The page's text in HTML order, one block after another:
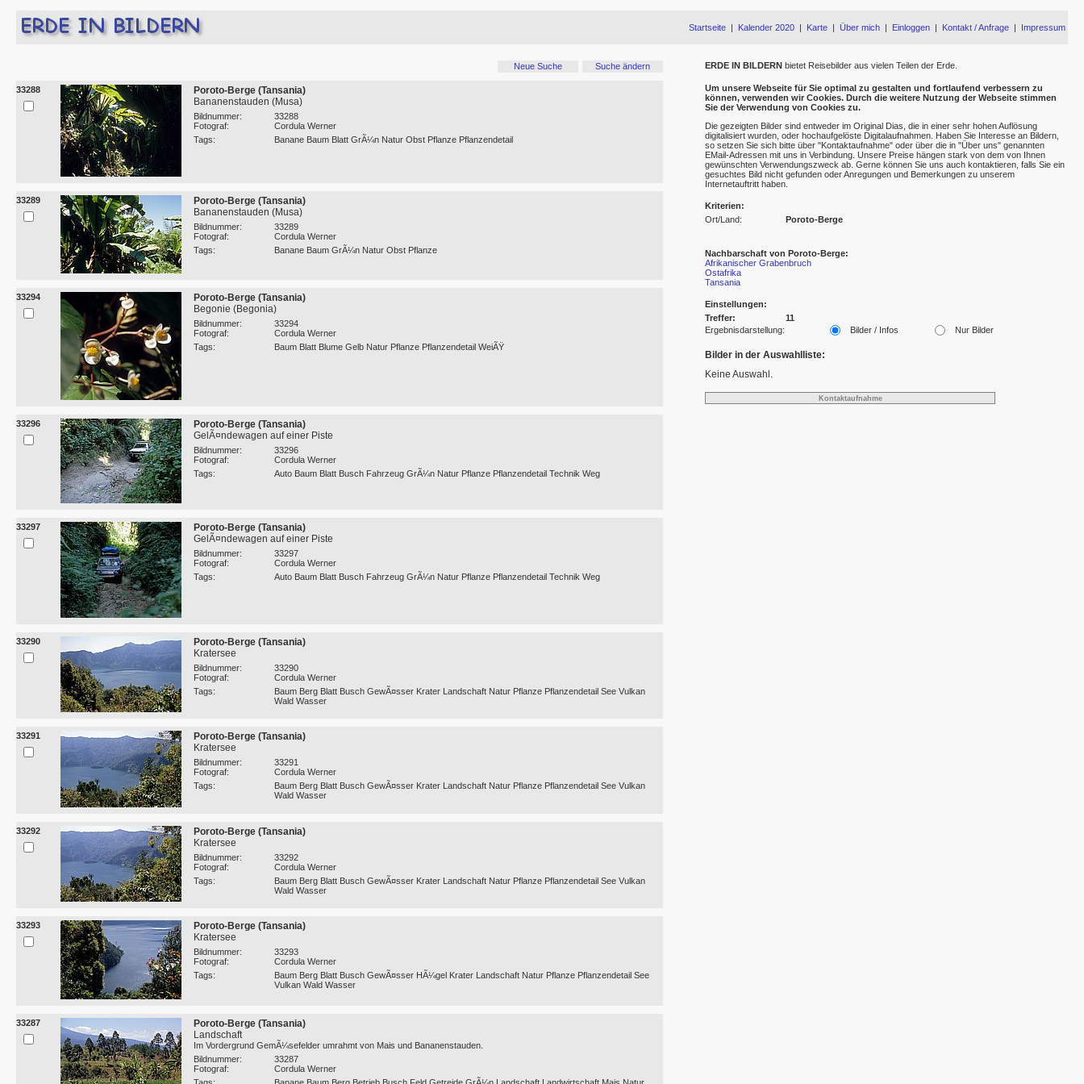
Startseite Kalender 2020 Karte Über mich Einloggen Kontakt / Anfrage Impressum
Neue Suche Suche ändern
33288
Poroto-Berge (Tansania)
Bananenstauden (Musa)
Bildnummer:
33288
Fotograf:
Cordula Werner
Tags:
Banane Baum Blatt GrÃ¼n Natur Obst Pflanze Pflanzendetail
33289
Poroto-Berge (Tansania)
Bananenstauden (Musa)
Bildnummer:
33289
Fotograf:
Cordula Werner
Tags:
Banane Baum GrÃ¼n Natur Obst Pflanze
33294
Poroto-Berge (Tansania)
Begonie (Begonia)
Bildnummer:
33294
Fotograf:
Cordula Werner
Tags:
Baum Blatt Blume Gelb Natur Pflanze Pflanzendetail WeiÃŸ
33296
Poroto-Berge (Tansania)
GelÃ¤ndewagen auf einer Piste
Bildnummer:
33296
Fotograf:
Cordula Werner
Tags:
Auto Baum Blatt Busch Fahrzeug GrÃ¼n Natur Pflanze Pflanzendetail Technik Weg
33297
Poroto-Berge (Tansania)
GelÃ¤ndewagen auf einer Piste
Bildnummer:
33297
Fotograf:
Cordula Werner
Tags:
Auto Baum Blatt Busch Fahrzeug GrÃ¼n Natur Pflanze Pflanzendetail Technik Weg
33290
Poroto-Berge (Tansania)
Kratersee
Bildnummer:
33290
Fotograf:
Cordula Werner
Tags:
Baum Berg Blatt Busch GewÃ¤sser Krater Landschaft Natur Pflanze Pflanzendetail See Vulkan
Wald Wasser
33291
Poroto-Berge (Tansania)
Kratersee
Bildnummer:
33291
Fotograf:
Cordula Werner
Tags:
Baum Berg Blatt Busch GewÃ¤sser Krater Landschaft Natur Pflanze Pflanzendetail See Vulkan
Wald Wasser
33292
Poroto-Berge (Tansania)
Kratersee
Bildnummer:
33292
Fotograf:
Cordula Werner
Tags:
Baum Berg Blatt Busch GewÃ¤sser Krater Landschaft Natur Pflanze Pflanzendetail See Vulkan
Wald Wasser
33293
Poroto-Berge (Tansania)
Kratersee
Bildnummer:
33293
Fotograf:
Cordula Werner
Tags:
Baum Berg Blatt Busch GewÃ¤sser HÃ¼gel Krater Landschaft Natur Pflanze Pflanzendetail See
Vulkan Wald Wasser
33287
Poroto-Berge (Tansania)
Landschaft
Im Vordergrund GemÃ¼sefelder umrahmt von Mais und Bananenstauden.
Bildnummer:
33287
Fotograf:
Cordula Werner
ERDE IN BILDERN bietet Reisebilder aus vielen Teilen der Erde.
Um unsere Webseite für Sie optimal zu gestalten und fortlaufend verbessern zu
können, verwenden wir Cookies. Durch die weitere Nutzung der Webseite stimmen
Sie der Verwendung von Cookies zu.
Die gezeigten Bilder sind entweder im Original Dias, die in einer sehr hohen Auflösung
digitalisiert wurden, oder hochaufgelöste Digitalaufnahmen. Haben Sie Interesse an Bildern,
so setzen Sie sich bitte über "Kontaktaufnahme" oder über die in "Über uns" genannten
EMail-Adressen mit uns in Verbindung. Unsere Preise hängen stark von dem von Ihnen
gewünschten Verwendungszweck ab. Gerne können Sie uns auch kontaktieren, falls Sie ein
gesuchtes Bild nicht gefunden oder Anregungen und Bemerkungen zu unserem
Internetauftritt haben.
Kriterien:
Ort/Land:
Poroto-Berge
Nachbarschaft von Poroto-Berge:
Afrikanischer Grabenbruch
Ostafrika
Tansania
Einstellungen:
Treffer:
11
Ergebnisdarstellung:
Bilder / Infos Nur Bilder
Bilder in der Auswahlliste:
Keine Auswahl.
Kontaktaufnahme